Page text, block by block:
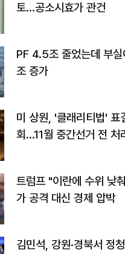
토…공소시효가 관건
PF 4.5조 줄었는데 부실
조 증가
미 상원, '클래리티법' 표
회…11월 중간선거 전 처
트럼프 "이란에 수위 낮
가 공격 대신 경제 압박
김민석, 강원·경북서 정